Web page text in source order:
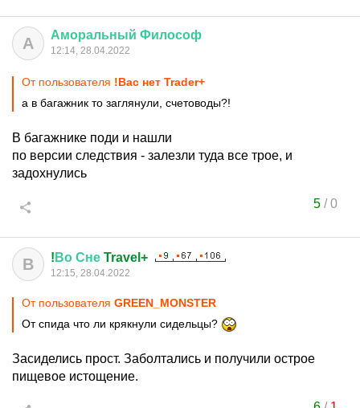
А Аморальный Философ
12:14, 28.04.2022
От пользователя !Вас нет Trader+
а в багажник то заглянули, счетоводы?!
В багажнике поди и нашли
по версии следствия - залезли туда все трое, и
задохнулись
5/0
В ! Во Сне Travel+
12:15, 28.04.2022
От пользователя GREEN_MONSTER
От спида что ли крякнули сидельцы?
Засиделись прост. Заболтались и получили острое
пищевое истощение.